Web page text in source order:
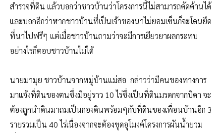
สำรวจที่ดิน แล้วบอกว่าชาวบ้านว่าโครงการนี้ไม่สามารถคัดค้านได้
และบอกอีกว่าหากชาวบ้านที่เป็นเจ้าของนาไม่ยอมเซ็นก็จะโดนยึด
ที่นาไปฟรีๆ แต่เมื่อชาวบ้านถามว่าจะมีการเยียวยาผลกระทบ
อย่างไรก็ตอบชาวบ้านไม่ได้
นายมามุย ชาวบ้านจากหมู่บ้านแม่สอ กล่าวว่ามีคนของทางการ
มาแจ้งที่ดินของตนซึ่งมีอยู่ราว 10 ไร่ซึ่งเป็นที่ดินมรดกจากบิดา จะ
ต้องถูกนำดินมาถมเป็นกองดินพร้อมๆกับที่ดินของเพื่อนบ้านอีก 3
รายรวมเป็น 40 ไร่เนื่องจากจะต้องขุดอุโมงค์โครงการผันน้ำยวม